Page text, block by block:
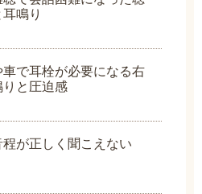
鳴り
で耳栓が必要になる右
と圧迫感
が正しく聞こえない